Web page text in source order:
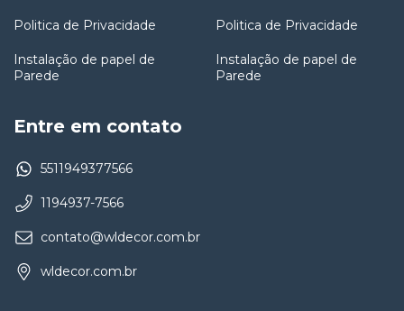
Politica de Privacidade
Instalação de papel de
Parede
Politica de Privacidade
Instalação de papel de
Parede
Entre em contato
5511949377566
1194937-7566
contato@wldecor.com.br
wldecor.com.br